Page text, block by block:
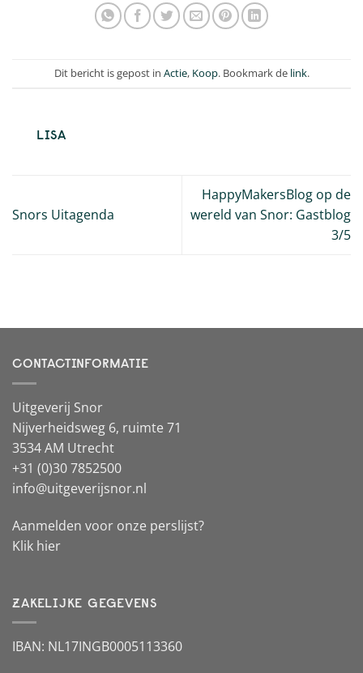
Dit bericht is gepost in Actie, Koop. Bookmark de link.
LISA
Snors Uitagenda
HappyMakersBlog op de
wereld van Snor: Gastblog
3/5
CONTACTINFORMATIE
Uitgeverij Snor
Nijverheidsweg 6, ruimte 71
3534 AM Utrecht
+31 (0)30 7852500
info@uitgeverijsnor.nl
Aanmelden voor onze perslijst?
Klik hier
ZAKELIJKE GEGEVENS
IBAN: NL17INGB0005113360